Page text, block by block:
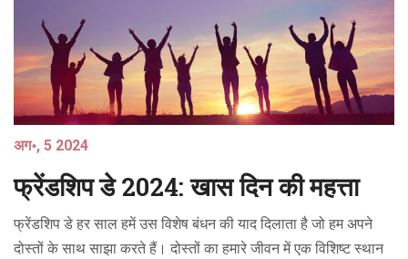
अग॰, 5 2024
फ्रेंडशिप डे 2024: खास दिन की महत्ता
फ्रेंडशिप डे हर साल हमें उस विशेष बंधन की याद दिलाता है जो हम अपने
दोस्तों के साथ साझा करते हैं। दोस्तों का हमारे जीवन में एक विशिष्ट स्थान